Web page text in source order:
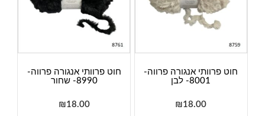
חוט פרוותי אנגורה פרווה-
8001- לבן
₪18.00
חוט פרוותי אנגורה פרווה-
8990- שחור
₪18.00